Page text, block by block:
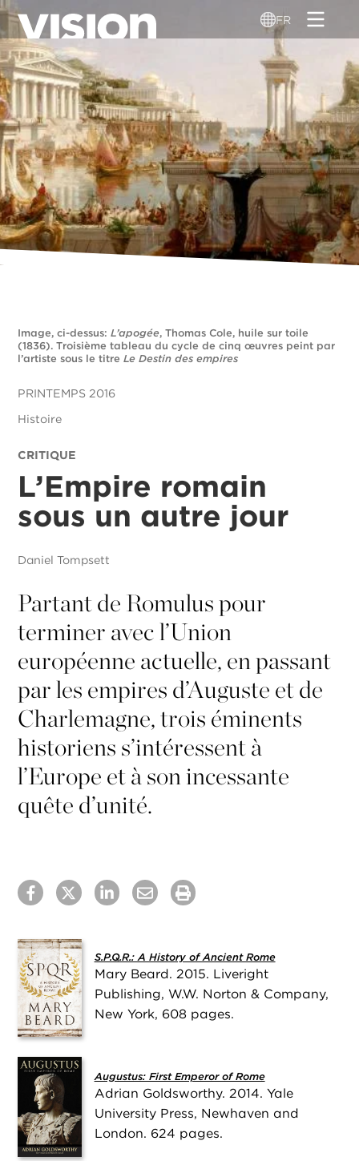
Aller
au
contenu
principal
FR
Image, ci-dessus:L’apogée, Thomas Cole, huile sur toile
(1836). Troisième tableau du cycle de cinq œuvres peint par
l’artiste sous le titreLe Destin des empires
PRINTEMPS 2016
Histoire
CRITIQUE
L’Empire romain
sous un autre jour
Daniel Tompsett
Partant de Romulus pour
terminer avec l’Union
européenne actuelle, en passant
par les empires d’Auguste et de
Charlemagne, trois éminents
historiens s’intéressent à
l’Europe et à son incessante
quête d’unité.
S.P.Q.R.: A History of Ancient Rome
Mary Beard. 2015. Liveright
Publishing, W.W. Norton & Company,
New York, 608 pages.
Augustus: First Emperor of Rome
Adrian Goldsworthy. 2014. Yale
University Press, Newhaven and
London. 624 pages.